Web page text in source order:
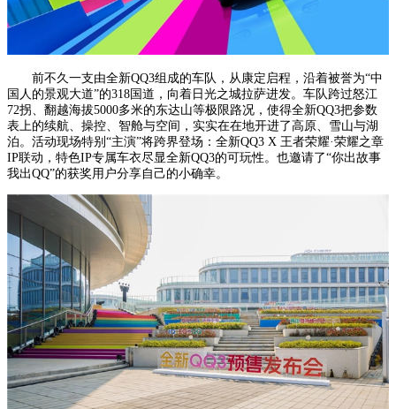
前不久一支由全新QQ3组成的车队，从康定启程，沿着被誉为“中
国人的景观大道”的318国道，向着日光之城拉萨进发。车队跨过怒江
72拐、翻越海拔5000多米的东达山等极限路况，使得全新QQ3把参数
表上的续航、操控、智舱与空间，实实在在地开进了高原、雪山与湖
泊。活动现场特别“主演”将跨界登场：全新QQ3 X 王者荣耀·荣耀之章
IP联动，特色IP专属车衣尽显全新QQ3的可玩性。也邀请了“你出故事
我出QQ”的获奖用户分享自己的小确幸。